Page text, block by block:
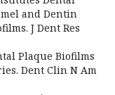
and Dentin
J Dent Res
Plaque Biofilms
Dent Clin N Am